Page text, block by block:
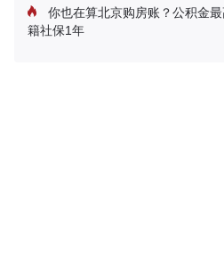
你也在算北京购房账？公积金
籍社保1年